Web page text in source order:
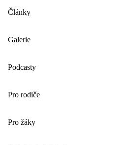
Články
Galerie
Podcasty
Pro rodiče
Pro žáky